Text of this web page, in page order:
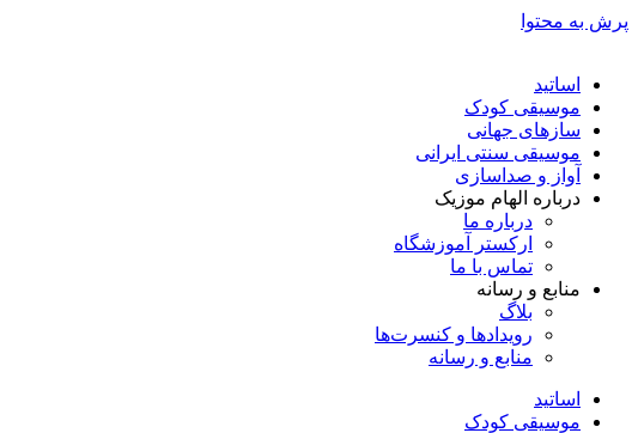
پرش به محتوا
اساتید
موسیقی کودک
سازهای جهانی
موسیقی سنتی ایرانی
آواز و صداسازی
درباره الهام موزیک
درباره ما
ارکستر آموزشگاه
تماس با ما
منابع و رسانه
بلاگ
رویدادها و کنسرت‌ها
منابع و رسانه
اساتید
موسیقی کودک